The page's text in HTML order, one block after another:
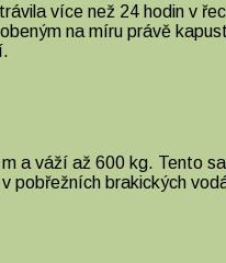
více než 24 hodin v
na míru právě
a váží až 600 kg. Tento
pobřežních brakických